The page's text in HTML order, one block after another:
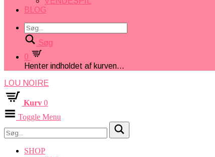
BLOG
Søg
0
Henter indholdet af kurven...
LOU NOIRE
Kurv 0
Toggle Menu
SHOP